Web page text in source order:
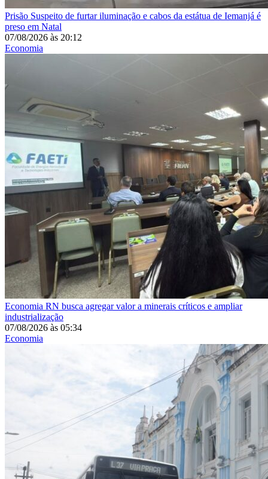
Prisão Suspeito de furtar iluminação e cabos da estátua de Iemanjá é
preso em Natal
07/08/2026 às 20:12
Economia
Economia RN busca agregar valor a minerais críticos e ampliar
industrialização
07/08/2026 às 05:34
Economia